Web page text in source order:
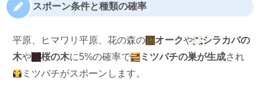
スポーン条件と種類の確率
平原、ヒマワリ平原、花の森の オークや
シラカバの
木や 桜の木に5%の確率で ミツバチの巣が生成され
ミツバチがスポーンします。